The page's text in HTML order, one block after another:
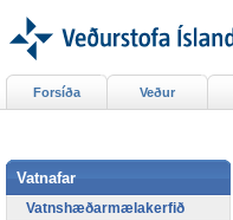
Forsíða Veður
Vatnafar
Vatnshæðarmælakerfið